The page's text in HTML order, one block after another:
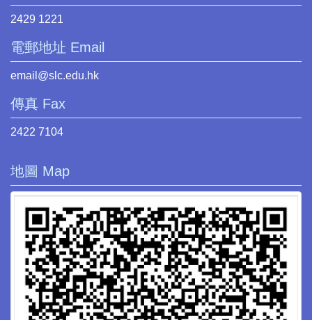
2429 1221
電郵地址 Email
email@slc.edu.hk
傳真 Fax
2422 7104
地圖 Map